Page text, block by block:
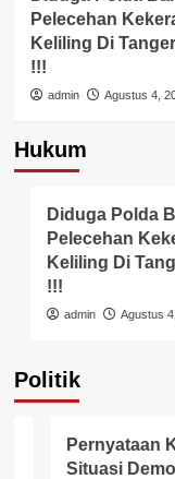
Pelecehan
Keliling Di
!!!
admin Agustus 4,
Hukum
Berita Polisi
Diduga Polda
Pelecehan
Keliling Di
admin Agustus 4,
Politik
Pemerintah
Pernyataan
Situasi